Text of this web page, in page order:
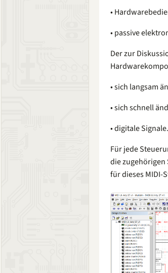
•
• passive
Der zur
• sich langsam
• sich schnell
• digitale Signale.
Für jede
die zugehörigen
für dieses MIDI-